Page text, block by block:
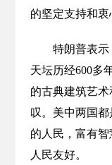
的坚定支持和衷
特朗普表示
天坛历经600多
的古典建筑艺
叹。美中两国
的人民，富有
人民友好。